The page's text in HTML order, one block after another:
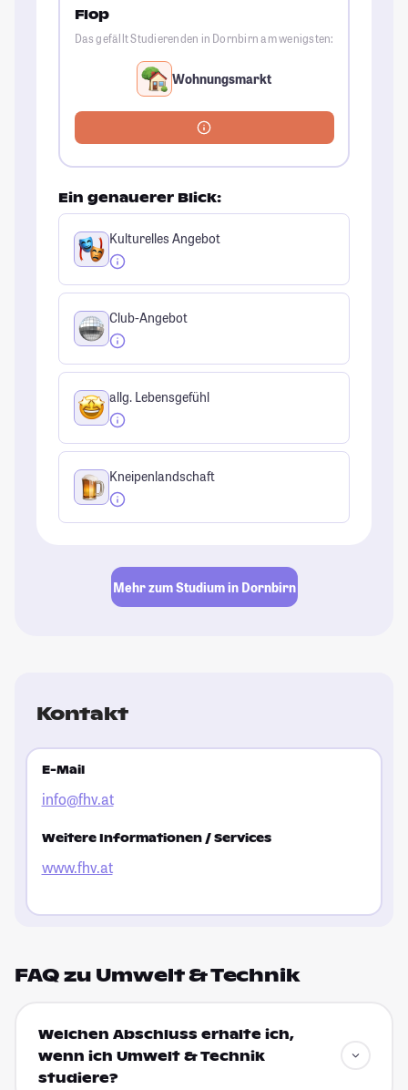
Flop
Das gefällt Studierenden in Dornbirn am wenigsten:
Wohnungsmarkt
Ein genauerer Blick:
Kulturelles Angebot
Club-Angebot
allg. Lebensgefühl
Kneipenlandschaft
Mehr zum Studium in Dornbirn
Kontakt
E-Mail
info@fhv.at
Weitere Informationen / Services
www.fhv.at
FAQ zu Umwelt & Technik
Welchen Abschluss erhalte ich,
wenn ich Umwelt & Technik
studiere?